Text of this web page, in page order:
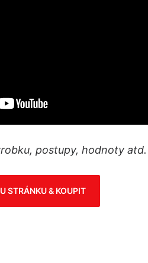
postupy, hodnoty
STRÁNKU & KOUPIT